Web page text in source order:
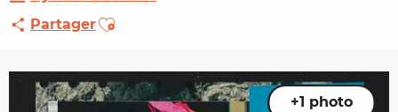
PartagerAjouter aux favoris
+1 photo